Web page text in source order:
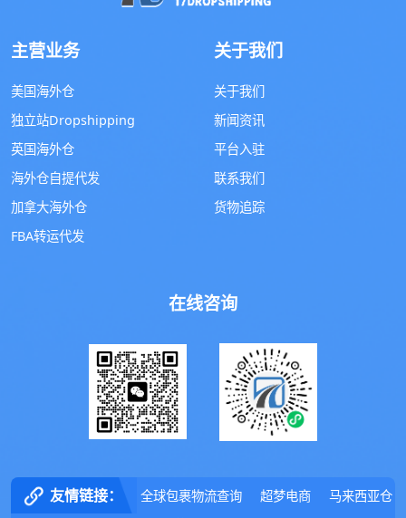
主营业务
美国海外仓
独立站Dropshipping
英国海外仓
海外仓自提代发
加拿大海外仓
FBA转运代发
关于我们
关于我们
新闻资讯
平台入驻
联系我们
货物追踪
在线咨询
友情链接： 全球包裹物流查询 超梦电商
马来西亚仓